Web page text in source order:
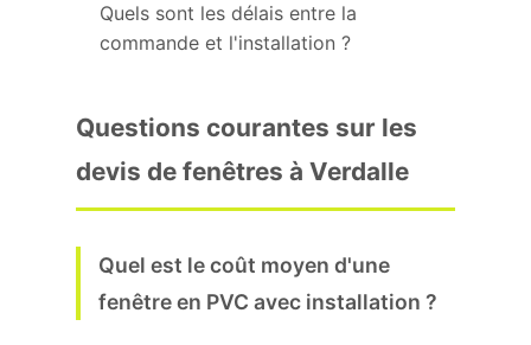
Quels sont les délais entre la
commande et l'installation ?
Questions courantes sur les
devis de fenêtres à Verdalle
Quel est le coût moyen d'une
fenêtre en PVC avec installation ?